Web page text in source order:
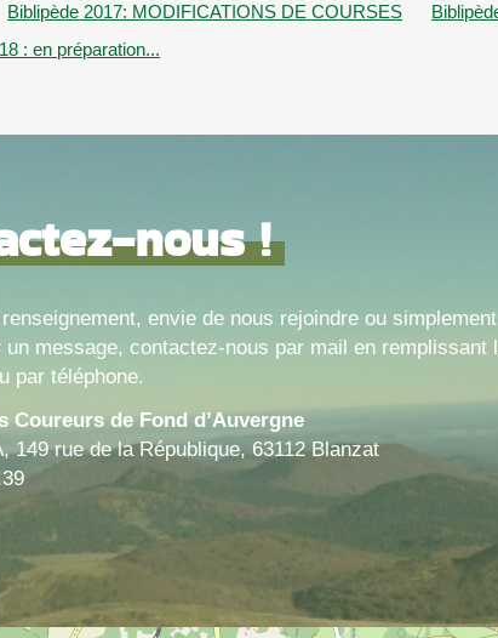
Biblipède 2017: MODIFICATIONS DE COURSES
: en préparation...
nous !
renseignement, envie de nous rejoindre ou simplement
un message, contactez-nous par mail en remplissant
par téléphone.
Coureurs de Fond d’Auvergne
149 rue de la République, 63112 Blanzat